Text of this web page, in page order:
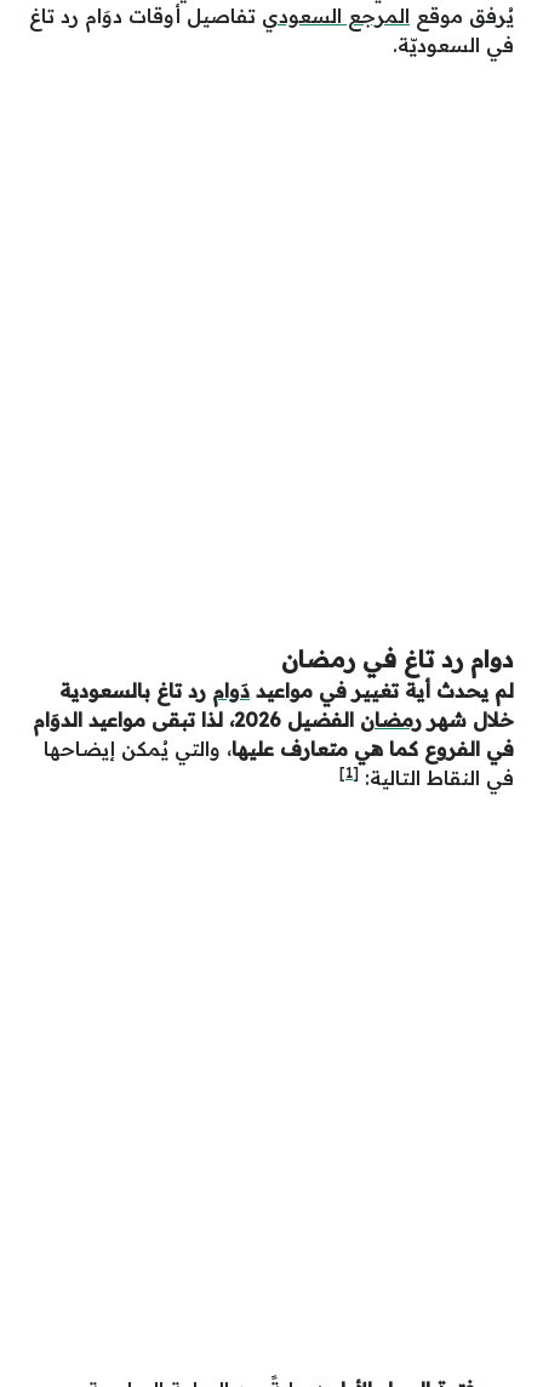
يُرفق موقع المرجع السعودي تفاصيل أوقات دوَام رد تاغ
في السعوديّة.
دوام رد تاغ في رمضان
لم يحدث أية تغيير في مواعيد دَوام رد تاغ بالسعودية
خلال شهر رمضان
الفضيل 2026، لذا تبقى مواعيد الدوَام
في الفروع كما هي متعارف عليها، والتي يُمكن إيضاحها
في النقاط التالية: [1]